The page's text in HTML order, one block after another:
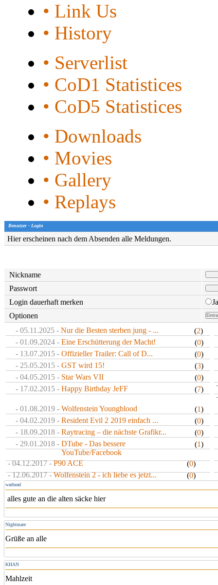
• Link Us
• History
• Serverlist
• CoD1 Statistices
• CoD5 Statistices
• Downloads
• Movies
• Gallery
• Replays
Benutzer - Login
Hier erscheinen nach dem Absenden alle Meldungen.
Nickname
Passwort
Login dauerhaft merken
Optionen
- 05.11.2025 - Nur die Besten sterben jung - ... (2)
- 01.09.2024 - Eine Erschütterung der Macht! (0)
- 13.07.2015 - Offizieller Trailer: Call of D... (0)
- 25.05.2015 - GST wird 15! (3)
- 04.05.2015 - Star Wars VII (0)
- 17.02.2015 - Happy Birthday JeFF (7)
- 01.08.2019 - Wolfenstein Youngblood (1)
- 04.02.2019 - Resident Evil 2 2019 einfach ... (0)
- 18.09.2018 - Raytracing – die nächste Grafikr... (0)
- 29.01.2018 - DTube - Das bessere
YouTube/Facebook
(1)
- 04.12.2017 - P90 ACE (0)
- 12.06.2017 - Wolfenstein 2 - ich liebe es jetzt... (0)
warhead
alles gute an die alten säcke hier
Nightmare
Grüße an alle
KHAN
Mahlzeit